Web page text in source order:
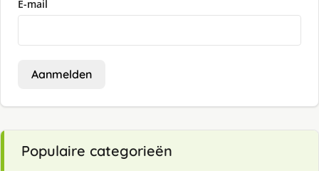
E-mail
Aanmelden
Populaire categorieën